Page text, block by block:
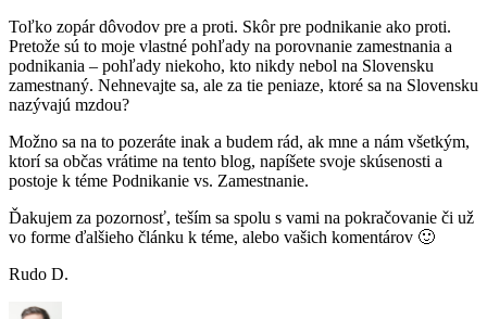
Toľko zopár dôvodov pre a proti. Skôr pre podnikanie ako proti.
Pretože sú to moje vlastné pohľady na porovnanie zamestnania a
podnikania – pohľady niekoho, kto nikdy nebol na Slovensku
zamestnaný. Nehnevajte sa, ale za tie peniaze, ktoré sa na Slovensku
nazývajú mzdou?
Možno sa na to pozeráte inak a budem rád, ak mne a nám všetkým,
ktorí sa občas vrátime na tento blog, napíšete svoje skúsenosti a
postoje k téme Podnikanie vs. Zamestnanie.
Ďakujem za pozornosť, teším sa spolu s vami na pokračovanie či už
vo forme ďalšieho článku k téme, alebo vašich komentárov 🙂
Rudo D.